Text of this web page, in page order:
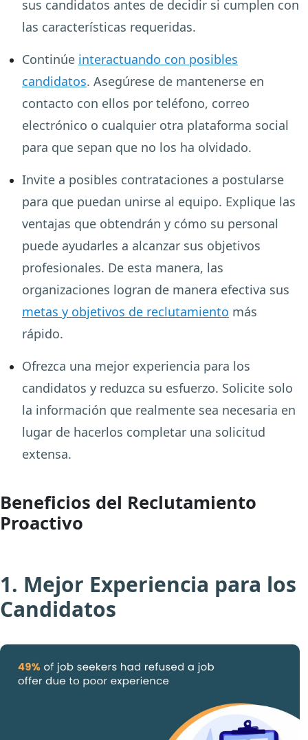
sus candidatos antes de decidir si cumplen con
las características requeridas.
Continúe interactuando con posibles
candidatos. Asegúrese de mantenerse en
contacto con ellos por teléfono, correo
electrónico o cualquier otra plataforma social
para que sepan que no los ha olvidado.
Invite a posibles contrataciones a postularse
para que puedan unirse al equipo. Explique las
ventajas que obtendrán y cómo su personal
puede ayudarles a alcanzar sus objetivos
profesionales. De esta manera, las
organizaciones logran de manera efectiva sus
metas y objetivos de reclutamiento más
rápido.
Ofrezca una mejor experiencia para los
candidatos y reduzca su esfuerzo. Solicite solo
la información que realmente sea necesaria en
lugar de hacerlos completar una solicitud
extensa.
Beneficios del Reclutamiento
Proactivo
1. Mejor Experiencia para los
Candidatos